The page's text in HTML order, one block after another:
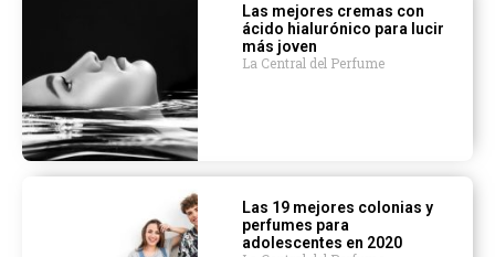
Las mejores cremas con
ácido hialurónico para lucir
más joven
La Central del Perfume
Las 19 mejores colonias y
perfumes para
adolescentes en 2020